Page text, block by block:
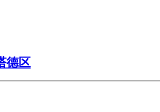
德区